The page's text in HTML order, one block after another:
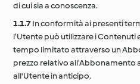
di cui sia a conoscenza.
1.1.7In conformità ai presenti
l’Utente può utilizzare i Contenuti
tempo limitato attraverso un
prezzo relativo all’Abbonamento
all'Utente in anticipo.